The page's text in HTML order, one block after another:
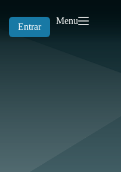
Entrar
Menu